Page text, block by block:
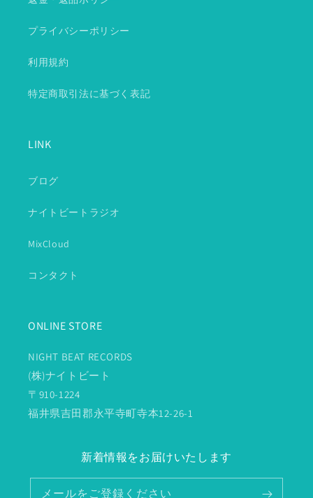
プライバシーポリシー
利用規約
特定商取引法に基づく表記
LINK
ブログ
ナイトビートラジオ
MixCloud
コンタクト
ONLINE STORE
NIGHT BEAT RECORDS
(株)ナイトビート
〒910-1224
福井県吉田郡永平寺町寺本12-26-1
新着情報をお届けいたします
メールをご登録ください